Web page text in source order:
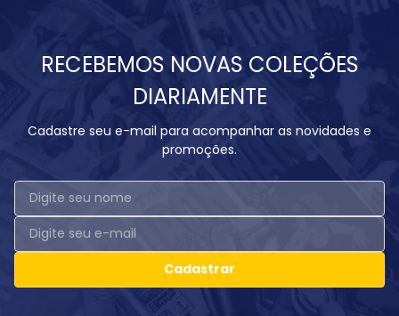
RECEBEMOS NOVAS COLEÇÕES
DIARIAMENTE
Cadastre seu e-mail para acompanhar as novidades e
promoções.
Cadastrar